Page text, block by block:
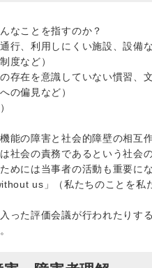
なことを指すのか？
行、利用しにくい施設、設備な
度など）
存在を意識していない慣習、
の偏見など）
能の障害と社会的障壁の相互
社会の責務であるという社会
めには当事者の活動も重要に
us」（私たちのことを私
った評価会議が行われたりす